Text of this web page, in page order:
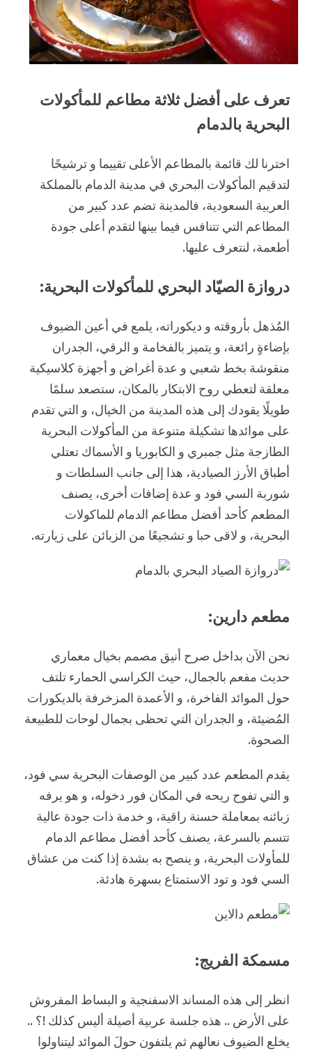
تعرف على أفضل ثلاثة مطاعم للمأكولات
البحرية بالدمام
اخترنا لك قائمة بالمطاعم الأعلى تقييما و ترشيحًا
لتدقيم المأكولات البحري في مدينة الدمام بالمملكة
العربية السعودية، فالمدينة تضم عدد كبير من
المطاعم التي تتنافس فيما بينها لتقدم أعلى جودة
أطعمة، لنتعرف عليها.
دروازة الصيّاد البحري للمأكولات البحرية:
المُذهل بأروقته و ديكوراته، يلمع في أعين الضيوف
بإضاءةٍ رائعة، و يتميز بالفخامة و الرقي، الجدران
منقوشة بخط شعبي و عدة أغراض و أجهزة كلاسيكية
معلقة لتعطي روح الابتكار بالمكان، ستصعد سلمًا
طويلًا يقودك إلى هذه المدينة من الخيال، و التي تقدم
على موائدها تشكيلة متنوعة من المأكولات البحرية
الطازجة مثل جمبري و الكابوريا و الأسماك تعتلي
أطباق الأرز الصيادية، هذا إلى جانب السلطات و
شوربة السي فود و عدة إضافات أخرى، يصنف
المطعم كأحد أفضل مطاعم الدمام للماكولات
البحرية، و لاقى حبا و تشجيعًا من الزبائن على زيارته.
مطعم دارين:
نحن الآن بداخل صرح أنيق مصمم بخيال معماري
حديث مفعم بالجمال، حيث الكراسي الحمارء تلتف
حول الموائد الفاخرة، و الأعمدة المزخرفة بالديكورات
المُضيئة، و الجدران التي تحظى بجمال لوحات للطبيعة
الصحوة.
يقدم المطعم عدد كبير من الوصفات البحرية سي فود،
و التي تفوح ريحه في المكان فور دخوله، و هو يرفه
زبائنه بمعاملة حسنة راقية، و خدمة ذات جودة عالية
تتسم بالسرعة، يصنف كأحد أفضل مطاعم الدمام
للمأولات البحرية، و ينصح به بشدة إذا كنت من عشاق
السي فود و تود الاستمتاع بسهرة هادئة.
مسمكة الفريج:
انظر إلى هذه المساند الاسفنجية و البساط المفروش
على الأرض .. هذه جلسة عربية أصيلة أليس كذلك !؟ ..
يخلع الضيوف نعالهم ثم يلتفون حولَ الموائد ليتناولوا